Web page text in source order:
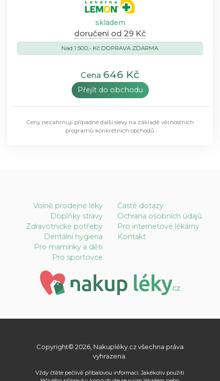
skladem
doručení od 29 Kč
Nad 1 500,- Kč DOPRAVA ZDARMA.
Cena 646 Kč
Přejít do obchodu
Ceny nezahrnují případné další slevy na základě věrnostních
programů konkrétních obchodů.
Volně prodejné léky
Doplňky stravy
Zdravotnické potřeby
Dentální hygiena
Pro maminky a děti
Pro sportovce
Časté dotazy
Ochrana osobních údajů
Pro internetové lékárny
Kontakt
Copyright© 2026, Nakupléky.cz všechna práva
vyhrazena.
Vždy čtěte pečlivě příbalovou informaci. Jakékoliv použití